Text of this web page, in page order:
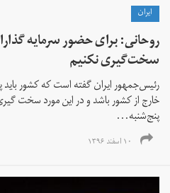
ايران
روحانی: برای حضور سرمایه
سخت‌گیری نکنیم
رئیس‌جمهور ایران گفته است که کشور باید
خارج از کشور باشد و در این مورد سخت
پنج‌شنبه...
۱۰ اسفند ۱۳۹۶